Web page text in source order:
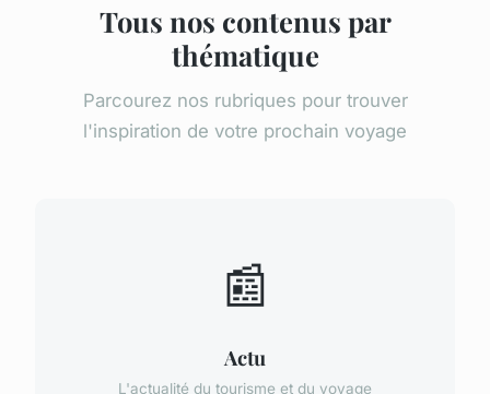
Tous nos contenus par
thématique
Parcourez nos rubriques pour trouver
l'inspiration de votre prochain voyage
📰
Actu
L'actualité du tourisme et du voyage